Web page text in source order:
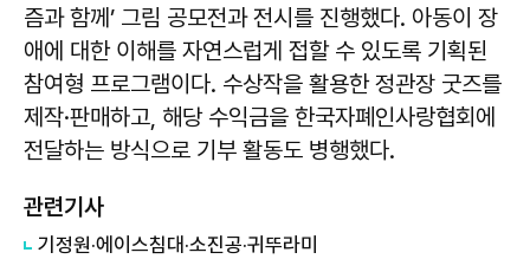
즘과 함께’ 그림 공모전과 전시를 진행했다. 아동이 장
애에 대한 이해를 자연스럽게 접할 수 있도록 기획된
참여형 프로그램이다. 수상작을 활용한 정관장 굿즈를
제작·판매하고, 해당 수익금을 한국자폐인사랑협회에
전달하는 방식으로 기부 활동도 병행했다.
관련기사
기정원·에이스침대·소진공·귀뚜라미